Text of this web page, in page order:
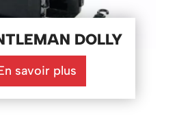
DOLLY
savoir plus